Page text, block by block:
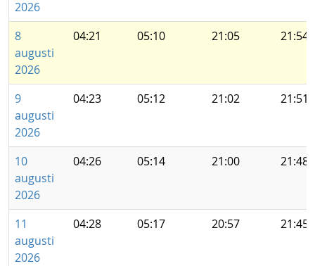
2026
8
augusti
2026
04:21 05:10 21:05 21:54
9
augusti
2026
04:23 05:12 21:02 21:51
10
augusti
2026
04:26 05:14 21:00 21:48
11
augusti
2026
04:28 05:17 20:57 21:45